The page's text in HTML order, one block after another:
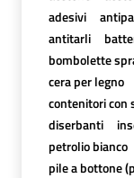
adesivi
antitarli
bombolette
cera per legno
contenitori con
diserbanti
petrolio bianco
pile a bottone